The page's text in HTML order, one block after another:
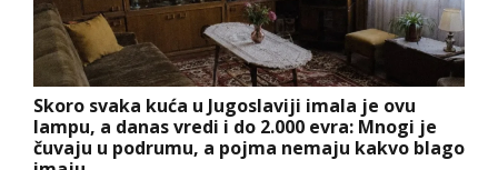
Skoro svaka kuća u Jugoslaviji imala je ovu
lampu, a danas vredi i do 2.000 evra: Mnogi je
čuvaju u podrumu, a pojma nemaju kakvo blago